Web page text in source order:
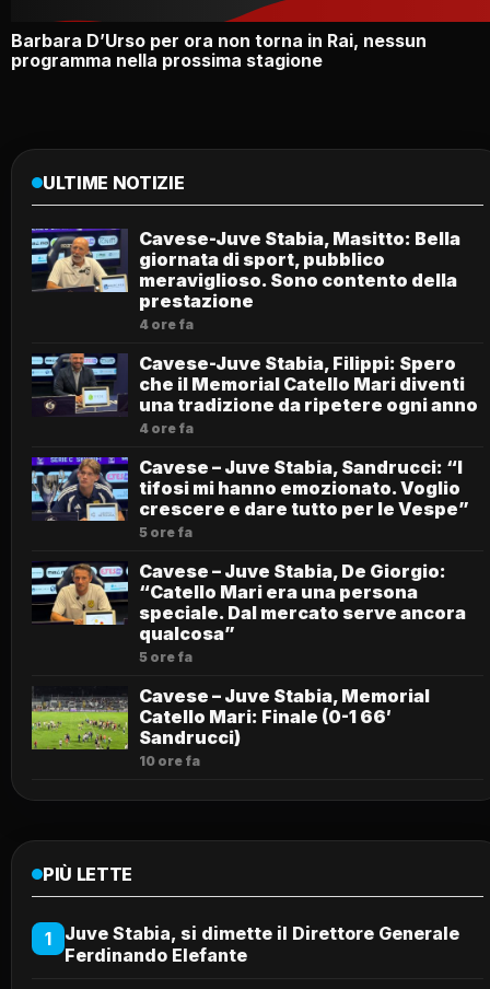
Barbara D’Urso per ora non torna in Rai, nessun
programma nella prossima stagione
ULTIME NOTIZIE
Cavese-Juve Stabia, Masitto: Bella
giornata di sport, pubblico
meraviglioso. Sono contento della
prestazione
4 ore fa
Cavese-Juve Stabia, Filippi: Spero
che il Memorial Catello Mari diventi
una tradizione da ripetere ogni anno
4 ore fa
Cavese – Juve Stabia, Sandrucci: “I
tifosi mi hanno emozionato. Voglio
crescere e dare tutto per le Vespe”
5 ore fa
Cavese – Juve Stabia, De Giorgio:
“Catello Mari era una persona
speciale. Dal mercato serve ancora
qualcosa”
5 ore fa
Cavese – Juve Stabia, Memorial
Catello Mari: Finale (0-1 66′
Sandrucci)
10 ore fa
PIÙ LETTE
1
Juve Stabia, si dimette il Direttore Generale
Ferdinando Elefante